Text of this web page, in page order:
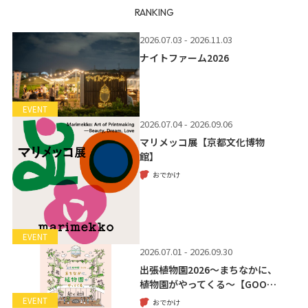
RANKING
EVENT
2026.07.03 - 2026.11.03
ナイトファーム2026
EVENT
2026.07.04 - 2026.09.06
マリメッコ展【京都文化博物
館】
おでかけ
EVENT
2026.07.01 - 2026.09.30
出張植物園2026～まちなかに、
植物園がやってくる～【GOO…
おでかけ